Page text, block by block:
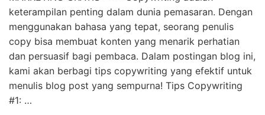
keterampilan penting dalam dunia pemasaran. Dengan
menggunakan bahasa yang tepat, seorang penulis
copy bisa membuat konten yang menarik perhatian
dan persuasif bagi pembaca. Dalam postingan blog ini,
kami akan berbagi tips copywriting yang efektif untuk
menulis blog post yang sempurna! Tips Copywriting
#1: …